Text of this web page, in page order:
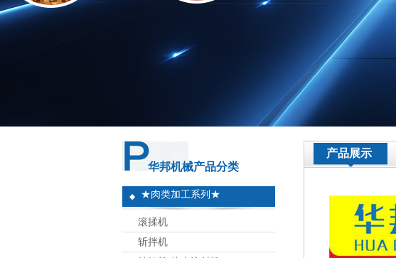
华邦机械产品分类
★肉类加工系列★
滚揉机
斩拌机
产品展示